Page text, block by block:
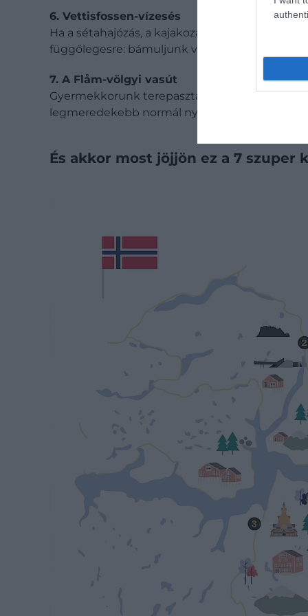
6. Vettisfossen-vízesés
Ha a sétahajózás, a kajakozás, a SUP-ozás és
függőlegesre: bámuljunk vízesést!
7. A Flåm-völgyi vasút
Gyermekkorunk terepasztala valójában
legmeredekebb normál nyomtávú vasútján.
És akkor most jöjjön ez a 7